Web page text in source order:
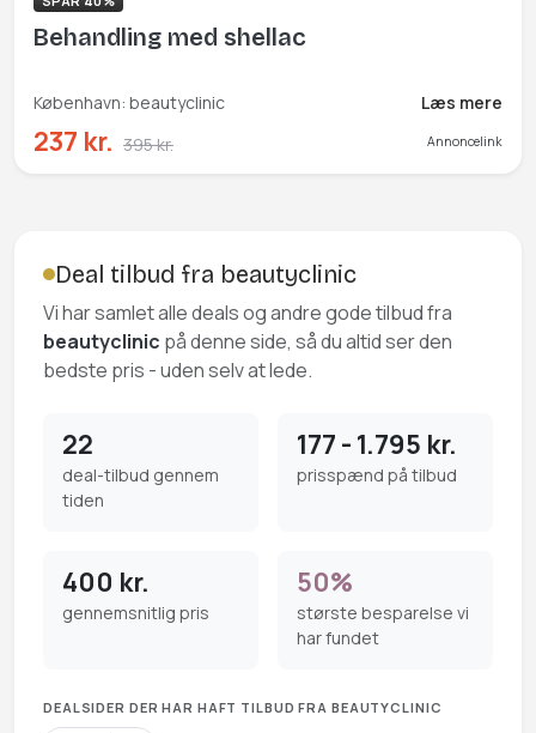
Behandling med shellac
København: beautyclinic Læs mere
237 kr. 395 kr. Annoncelink
Deal tilbud fra beautyclinic
Vi har samlet alle deals og andre gode tilbud fra
beautyclinic på denne side, så du altid ser den
bedste pris - uden selv at lede.
22
deal-tilbud gennem
tiden
177 - 1.795 kr.
prisspænd på tilbud
400 kr.
gennemsnitlig pris
50%
største besparelse vi
har fundet
DEALSIDER DER HAR HAFT TILBUD FRA BEAUTYCLINIC